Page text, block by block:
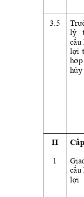
3.5
lý
cấu
lợi
hợp
hủy
II Cấp
1
cấu
lợi